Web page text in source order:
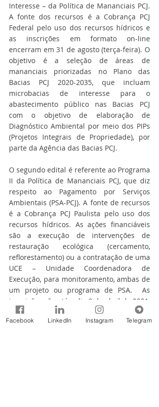
Interesse – da Política de Mananciais PCJ.
A fonte dos recursos é a Cobrança PCJ
Federal pelo uso dos recursos hídricos e
as inscrições em formato on-line
encerram em 31 de agosto (terça-feira). O
objetivo é a seleção de áreas de
mananciais priorizadas no Plano das
Bacias PCJ 2020-2035, que incluam
microbacias de interesse para o
abastecimento público nas Bacias PCJ
com o objetivo de elaboração de
Diagnóstico Ambiental por meio dos PIPs
(Projetos Integrais de Propriedade), por
parte da Agência das Bacias PCJ.
O segundo edital é referente ao Programa
II da Política de Mananciais PCJ, que diz
respeito ao Pagamento por Serviços
Ambientais (PSA-PCJ). A fonte de recursos
é a Cobrança PCJ Paulista pelo uso dos
recursos hídricos. As ações financiáveis
são a execução de intervenções de
restauração ecológica (cercamento,
reflorestamento) ou a contratação de uma
UCE – Unidade Coordenadora de
Execução, para monitoramento, ambas de
um projeto ou programa de PSA.  As
inscrições vão até o dia 9 de abril de 2021,
Para saber sobre os requisitos para
Facebook LinkedIn Instagram Telegram